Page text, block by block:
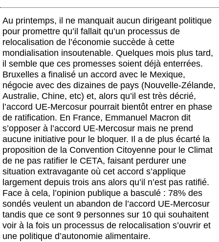
Au printemps, il ne manquait aucun dirigeant politique
pour promettre qu’il fallait qu’un processus de
relocalisation de l’économie succède à cette
mondialisation insoutenable. Quelques mois plus tard,
il semble que ces promesses soient déjà enterrées.
Bruxelles a finalisé un accord avec le Mexique,
négocie avec des dizaines de pays (Nouvelle-Zélande,
Australie, Chine, etc) et, alors qu’il est très décrié,
l’accord UE-Mercosur pourrait bientôt entrer en phase
de ratification. En France, Emmanuel Macron dit
s’opposer à l’accord UE-Mercosur mais ne prend
aucune initiative pour le bloquer. Il a de plus écarté la
proposition de la Convention Citoyenne pour le Climat
de ne pas ratifier le CETA, faisant perdurer une
situation extravagante où cet accord s’applique
largement depuis trois ans alors qu’il n’est pas ratifié.
Face à cela, l’opinion publique a basculé : 78% des
sondés veulent un abandon de l’accord UE-Mercosur
tandis que ce sont 9 personnes sur 10 qui souhaitent
voir à la fois un processus de relocalisation s’ouvrir et
une politique d’autonomie alimentaire.